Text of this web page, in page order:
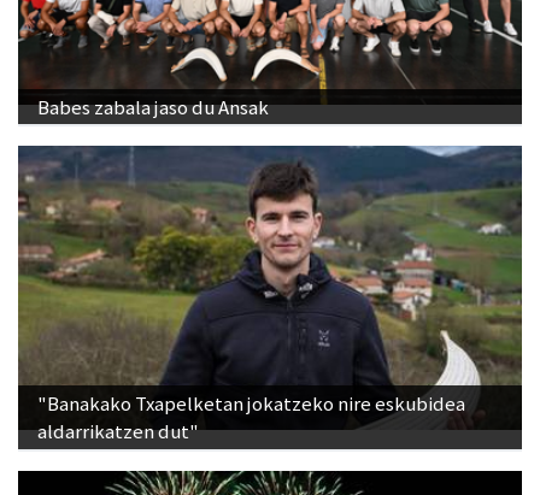
Babes zabala jaso du Ansak
"Banakako Txapelketan jokatzeko nire eskubidea
aldarrikatzen dut"